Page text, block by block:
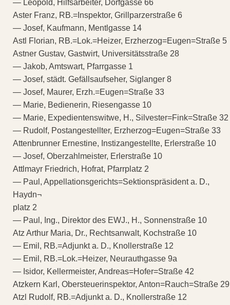
— Leopold, Hilfsarbeiter, Dorfgasse 66
Aster Franz, RB.=Inspektor, Grillparzerstraße 6
— Josef, Kaufmann, Mentlgasse 14
Astl Florian, RB.=Lok.=Heizer, Erzherzog=Eugen=Straße 5
Astner Gustav, Gastwirt, Universitätsstraße 28
— Jakob, Amtswart, Pfarrgasse 1
— Josef, städt. Gefällsaufseher, Siglanger 8
— Josef, Maurer, Erzh.=Eugen=Straße 33
— Marie, Bedienerin, Riesengasse 10
— Marie, Expedientenswitwe, H., Silvester=Fink=Straße 32
— Rudolf, Postangestellter, Erzherzog=Eugen=Straße 33
Attenbrunner Ernestine, Instizangestellte, Erlerstraße 10
— Josef, Oberzahlmeister, Erlerstraße 10
Attlmayr Friedrich, Hofrat, Pfarrplatz 2
— Paul, Appellationsgerichts=Sektionspräsident a. D.,
Haydn¬
platz 2
— Paul, Ing., Direktor des EWJ., H., Sonnenstraße 10
Atz Arthur Maria, Dr., Rechtsanwalt, Kochstraße 10
— Emil, RB.=Adjunkt a. D., Knollerstraße 12
— Emil, RB.=Lok.=Heizer, Neurauthgasse 9a
— Isidor, Kellermeister, Andreas=Hofer=Straße 42
Atzkern Karl, Obersteuerinspektor, Anton=Rauch=Straße 29
Atzl Rudolf, RB.=Adjunkt a. D., Knollerstraße 12